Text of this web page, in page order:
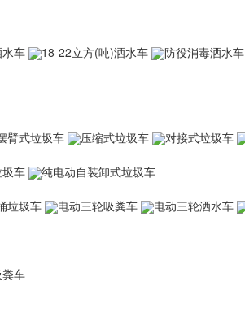
车 18-22立方(吨)洒水车
防役消毒洒水车
臂式垃圾车 压缩式垃圾车 对接式垃圾车
车
纯电动自装卸式垃圾车
垃圾车 电动三轮吸粪车 电动三轮洒水车
车